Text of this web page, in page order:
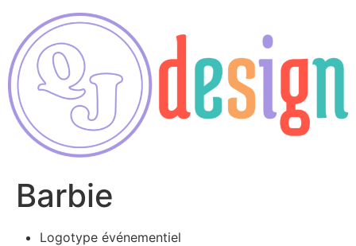
Barbie
Logotype événementiel